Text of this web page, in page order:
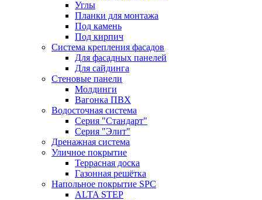
Углы
Планки для монтажа
Под камень
Под кирпич
Система крепления фасадов
Для фасадных панелей
Для сайдинга
Стеновые панели
Молдинги
Вагонка ПВХ
Водосточная система
Серия "Стандарт"
Серия "Элит"
Дренажная система
Уличное покрытие
Террасная доска
Газонная решётка
Напольное покрытие SPC
ALTA STEP